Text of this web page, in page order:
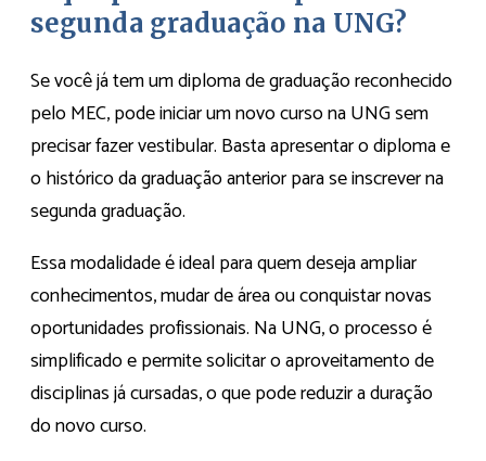
segunda graduação na UNG?
Se você já tem um diploma de graduação reconhecido
pelo MEC, pode iniciar um novo curso na UNG sem
precisar fazer vestibular. Basta apresentar o diploma e
o histórico da graduação anterior para se inscrever na
segunda graduação.
Essa modalidade é ideal para quem deseja ampliar
conhecimentos, mudar de área ou conquistar novas
oportunidades profissionais. Na UNG, o processo é
simplificado e permite solicitar o aproveitamento de
disciplinas já cursadas, o que pode reduzir a duração
do novo curso.